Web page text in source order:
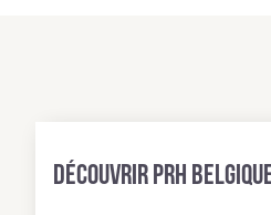
Découvrir PRH